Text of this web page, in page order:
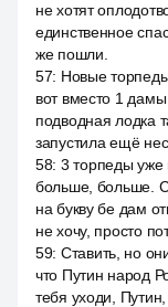
не хотят
единственное
же пошли.
57: Новые
вот вместо 1 дамы
подводная лодка
запустила ещё
58: 3 торпеды уже
больше, больше.
на букву бе дам
не хочу, просто
59: Ставить, но
что Путин народ
тебя уходи,